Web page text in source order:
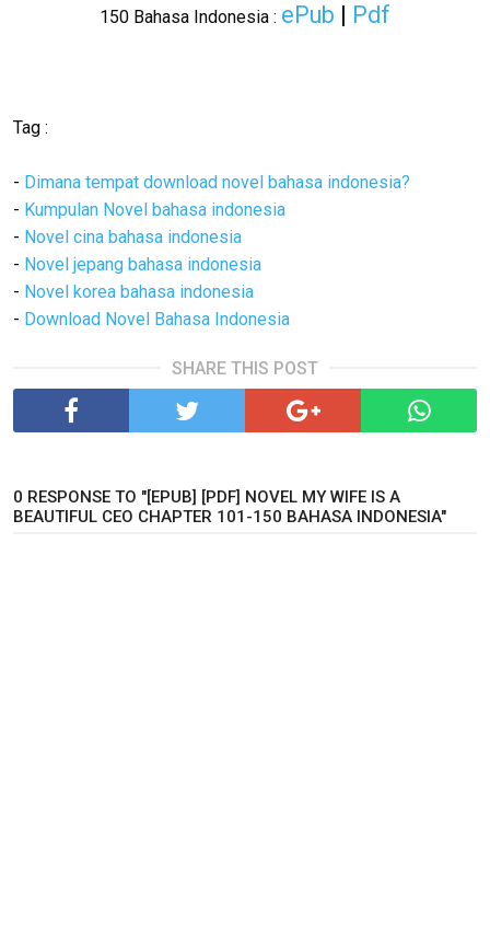
150 Bahasa Indonesia : ePub | Pdf
Tag :
- Dimana tempat download novel bahasa indonesia?
- Kumpulan Novel bahasa indonesia
- Novel cina bahasa indonesia
- Novel jepang bahasa indonesia
- Novel korea bahasa indonesia
- Download Novel Bahasa Indonesia
SHARE THIS POST
0 RESPONSE TO "[EPUB] [PDF] NOVEL MY WIFE IS A
BEAUTIFUL CEO CHAPTER 101-150 BAHASA INDONESIA"